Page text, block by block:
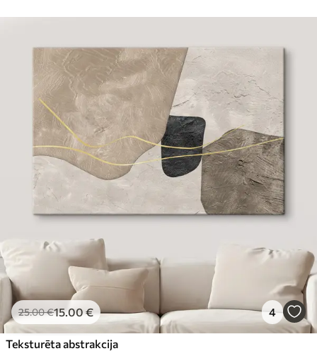
25.00€15.00€ 4
Teksturēta abstrakcija